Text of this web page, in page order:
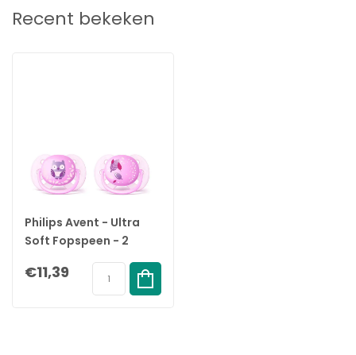
Recent bekeken
Philips Avent - Ultra
Soft Fopspeen - 2
Stuks - 0-6 Maanden -
Paars
€11,39